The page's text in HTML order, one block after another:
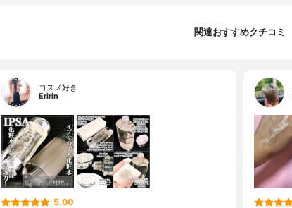
関連おすすめクチコミ
コスメ好き
Eririn
5.00